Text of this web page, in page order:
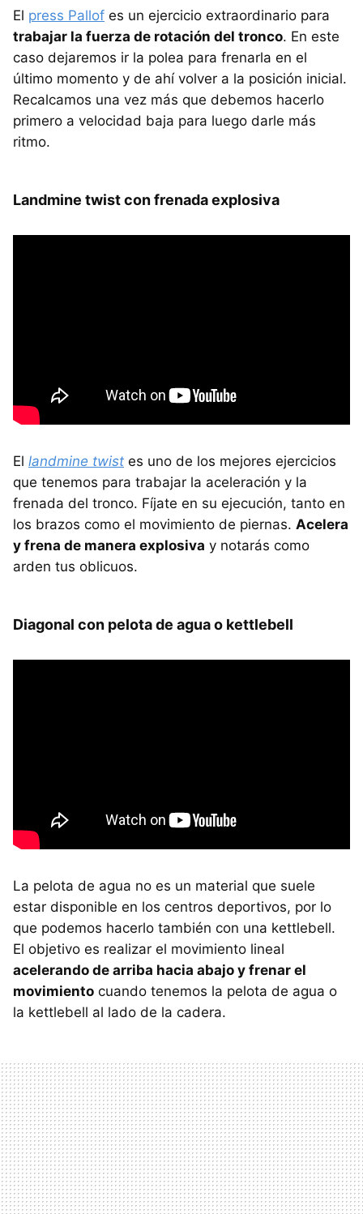
El press Pallof es un ejercicio extraordinario para
trabajar la fuerza de rotación del tronco. En este
caso dejaremos ir la polea para frenarla en el
último momento y de ahí volver a la posición inicial.
Recalcamos una vez más que debemos hacerlo
primero a velocidad baja para luego darle más
ritmo.
Landmine twist con frenada explosiva
El landmine twist es uno de los mejores ejercicios
que tenemos para trabajar la aceleración y la
frenada del tronco. Fíjate en su ejecución, tanto en
los brazos como el movimiento de piernas. Acelera
y frena de manera explosiva y notarás como
arden tus oblicuos.
Diagonal con pelota de agua o kettlebell
La pelota de agua no es un material que suele
estar disponible en los centros deportivos, por lo
que podemos hacerlo también con una kettlebell.
El objetivo es realizar el movimiento lineal
acelerando de arriba hacia abajo y frenar el
movimiento cuando tenemos la pelota de agua o
la kettlebell al lado de la cadera.